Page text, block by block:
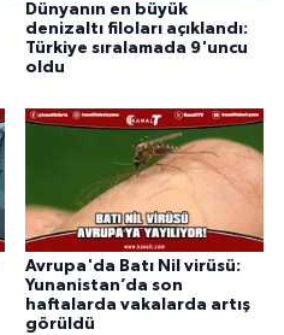
Dünyanın en büyük
denizaltı filoları açıklandı:
Türkiye sıralamada 9'uncu
oldu
Avrupa'da Batı Nil virüsü:
Yunanistan’da son
haftalarda vakalarda artış
görüldü